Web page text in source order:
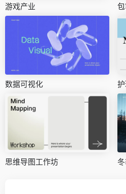
游戏产业
数据可视化
思维导图工作坊